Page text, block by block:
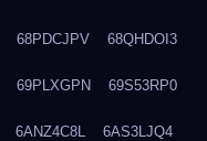
68PDCJPV 68QHDOI3
69PLXGPN 69S53RP0
6ANZ4C8L 6AS3LJQ4